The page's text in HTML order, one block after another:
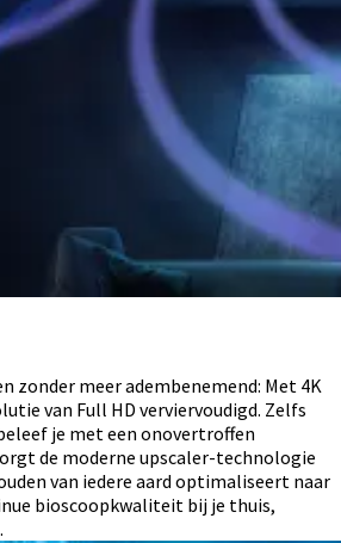
zonder meer adembenemend: Met 4K
van Full HD verviervoudigd. Zelfs
je met een onovertroffen
de moderne upscaler-technologie
van iedere aard optimaliseert naar
bioscoopkwaliteit bij je thuis,